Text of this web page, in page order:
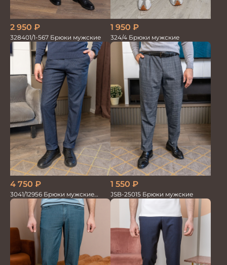
2 950 ₽
328401/1-567 Брюки мужские
1 950 ₽
324/4 Брюки мужские
4 750 ₽
3041/12956 Брюки мужские
океан
1 550 ₽
JSB-25015 Брюки мужские